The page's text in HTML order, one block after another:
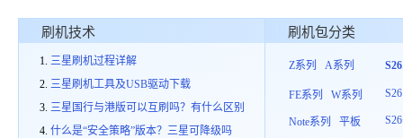
刷机技术
三星刷机过程详解
三星刷机工具及USB驱动下载
三星国行与港版可以互刷吗？有什么区别
什么是“安全策略”版本？三星可降级吗
刷机包分类
Z系列 A系列
FE系列 W系列
Note系列
平板
S26